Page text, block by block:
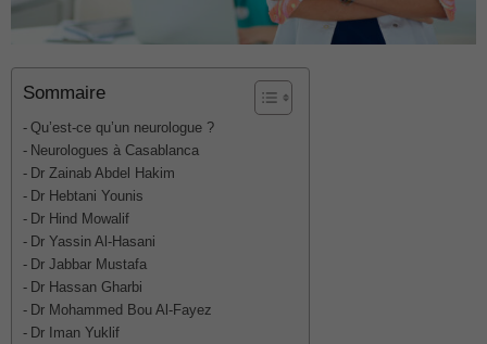
Sommaire
Qu’est-ce qu’un neurologue ?
Neurologues à Casablanca
Dr Zainab Abdel Hakim
Dr Hebtani Younis
Dr Hind Mowalif
Dr Yassin Al-Hasani
Dr Jabbar Mustafa
Dr Hassan Gharbi
Dr Mohammed Bou Al-Fayez
Dr Iman Yuklif